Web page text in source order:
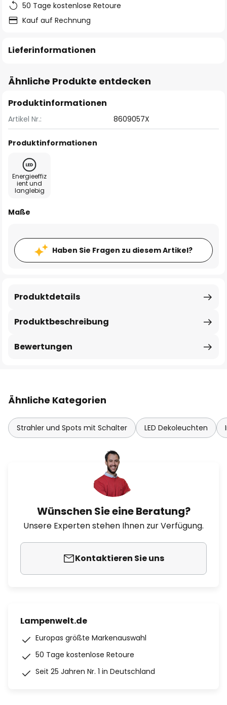
50 Tage kostenlose Retoure
Kauf auf Rechnung
Lieferinformationen
Ähnliche Produkte entdecken
Produktinformationen
Artikel Nr.: 8609057X
Produktinformationen
Energieeffiz
ient und
langlebig
Maße
Haben Sie Fragen zu diesem Artikel?
Produktbeschreibung
Produktdetails
Bewertungen
Ähnliche Kategorien
Strahler und Spots mit Schalter LED Dekoleuchten
Wünschen Sie eine Beratung?
Unsere Experten stehen Ihnen zur Verfügung.
Kontaktieren Sie uns
Lampenwelt.de
Europas größte Markenauswahl
50 Tage kostenlose Retoure
Seit 25 Jahren Nr. 1 in Deutschland